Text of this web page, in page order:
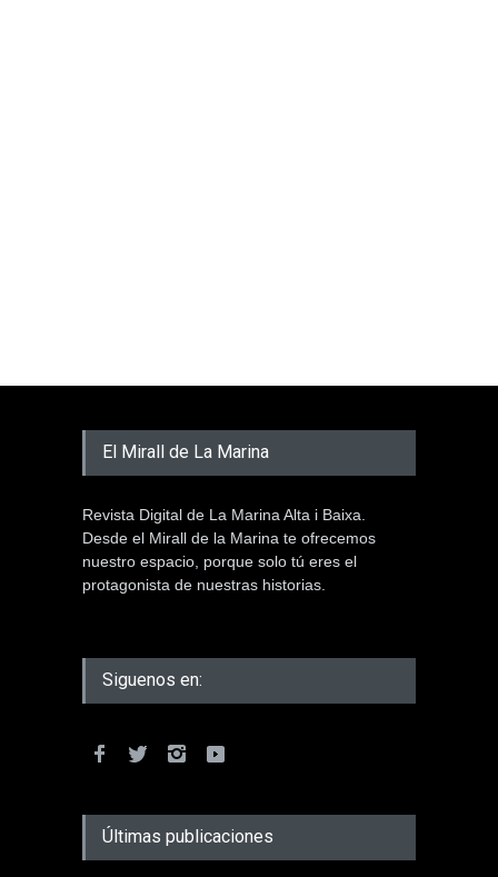
El Mirall de La Marina
Revista Digital de La Marina Alta i Baixa.
Desde el Mirall de la Marina te ofrecemos
nuestro espacio, porque solo tú eres el
protagonista de nuestras historias.
Siguenos en:
Últimas publicaciones